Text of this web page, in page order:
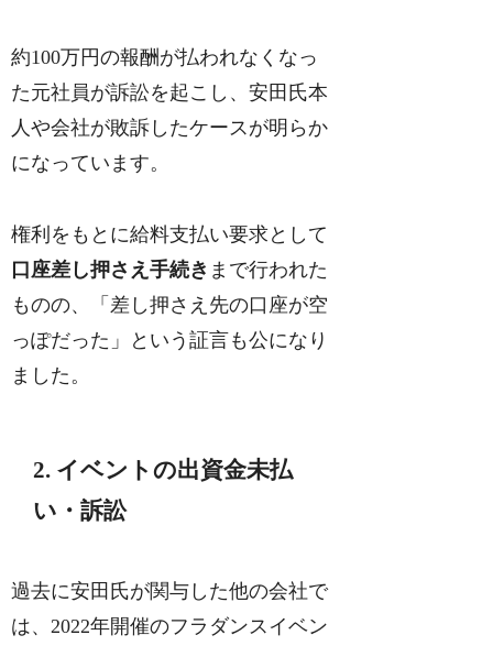
約100万円の報酬が払われなくなっ
た元社員が訴訟を起こし、安田氏本
人や会社が敗訴したケースが明らか
になっています。
権利をもとに給料支払い要求として
口座差し押さえ手続き まで行われた
ものの、「差し押さえ先の口座が空
っぽだった」という証言も公になり
ました。
2. イベントの出資金未払
い・訴訟
過去に安田氏が関与した他の会社で
は、2022年開催のフラダンスイベン